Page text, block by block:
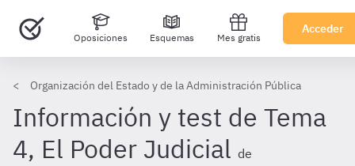
Oposiciones Esquemas Mes gratis
Acceder
Organización del Estado y de la Administración Pública
Información y test de Tema
4, El Poder Judicial de